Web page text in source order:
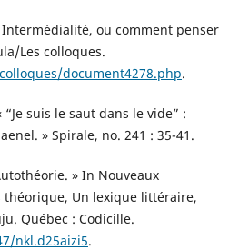
Intermédialité, ou comment penser
Les colloques.
document4278.php.
suis le saut dans le vide” :
» Spirale, no. 241 : 35-41.
» In Nouveaux
théorique, Un lexique littéraire,
Québec : Codicille.
nkl.d25aizi5.